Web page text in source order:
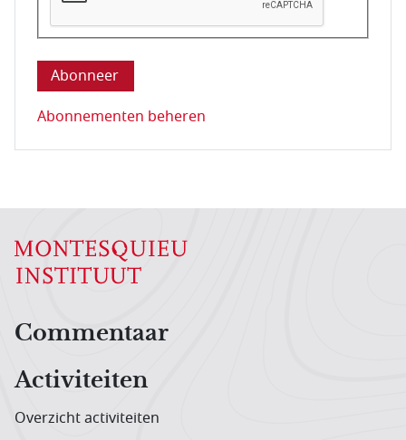
Deze vraag is om te controleren dat u een mens
Abonnementen beheren
Hoofdnavigatiemenu
Commentaar
Activiteiten
Overzicht activiteiten